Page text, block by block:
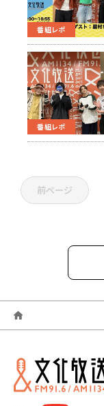
番組レポ
番組レポ
前ページ